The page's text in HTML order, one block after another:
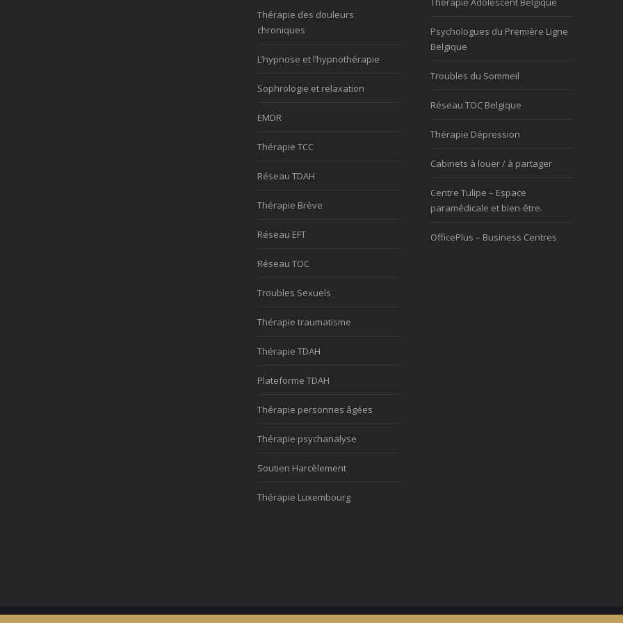
Thérapie des douleurs
chroniques
L’hypnose et l’hypnothérapie
Sophrologie et relaxation
EMDR
Thérapie TCC
Réseau TDAH
Thérapie Brève
Réseau EFT
Réseau TOC
Troubles Sexuels
Thérapie traumatisme
Thérapie TDAH
Plateforme TDAH
Thérapie personnes âgées
Thérapie psychanalyse
Soutien Harcèlement
Thérapie Luxembourg
Psychologues du Première Ligne
Belgique
Troubles du Sommeil
Réseau TOC Belgique
Thérapie Dépression
Cabinets à louer / à partager
Centre Tulipe – Espace
paramédicale et bien-être.
OfficePlus – Business Centres